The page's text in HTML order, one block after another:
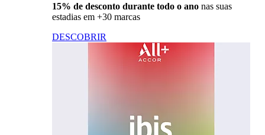
15% de desconto durante todo o ano nas suas
estadias em +30 marcas
DESCOBRIR